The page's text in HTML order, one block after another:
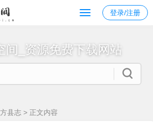
登录/注册
间_资源免费下载网站
县志 > 正文内容